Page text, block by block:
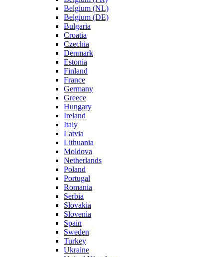
Belgium (NL)
Belgium (DE)
Bulgaria
Croatia
Czechia
Denmark
Estonia
Finland
France
Germany
Greece
Hungary
Ireland
Italy
Latvia
Lithuania
Moldova
Netherlands
Poland
Portugal
Romania
Serbia
Slovakia
Slovenia
Spain
Sweden
Turkey
Ukraine